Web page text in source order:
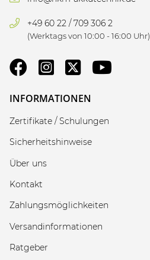
+49 60 22 / 709 306 2
(Werktags von 10:00 - 16:00 Uhr)
INFORMATIONEN
Zertifikate / Schulungen
Sicherheitshinweise
Über uns
Kontakt
Zahlungsmöglichkeiten
Versandinformationen
Ratgeber